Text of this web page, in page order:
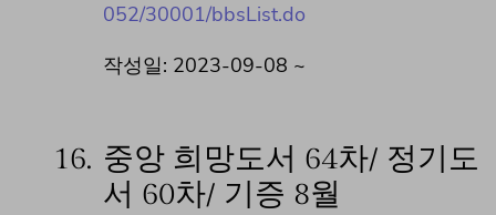
052/30001/bbsList.do
작성일: 2023-09-08 ~
16. 중앙 희망도서 64차/ 정기도
서 60차/ 기증 8월